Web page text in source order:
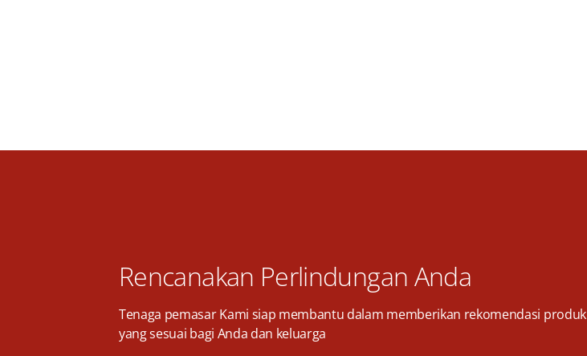
Rencanakan Perlindungan Anda
Tenaga pemasar Kami siap membantu dalam memberikan rekomendasi produk
yang sesuai bagi Anda dan keluarga